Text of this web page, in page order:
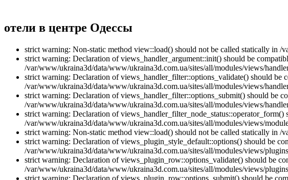
отели в центре Одессы
strict warning: Non-static method view::load() should not be called statically in
strict warning: Declaration of views_handler_argument::init() should be
/var/www/ukraina3d/data/www/ukraina3d.com.ua/sites/all/modules/views/
strict warning: Declaration of views_handler_filter::options_validate() should
/var/www/ukraina3d/data/www/ukraina3d.com.ua/sites/all/modules/views/
strict warning: Declaration of views_handler_filter::options_submit() should be
/var/www/ukraina3d/data/www/ukraina3d.com.ua/sites/all/modules/views/
strict warning: Declaration of
/var/www/ukraina3d/data/www/ukraina3d.com.ua/sites/all/modules/views/
strict warning: Non-static method view::load() should not be called statically in
strict warning: Declaration of views_plugin_style_default::options() should be
/var/www/ukraina3d/data/www/ukraina3d.com.ua/sites/all/modules/views/
strict warning: Declaration of views_plugin_row::options_validate() should be
/var/www/ukraina3d/data/www/ukraina3d.com.ua/sites/all/modules/views/
strict warning: Declaration of views_plugin_row::options_submit() should be